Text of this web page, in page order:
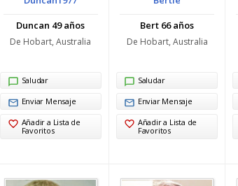
Duncan 49 años
De Hobart, Australia
Saludar
Enviar Mensaje
Añadir a Lista de
Favoritos
Bert 66 años
De Hobart, Australia
Saludar
Enviar Mensaje
Añadir a Lista de
Favoritos